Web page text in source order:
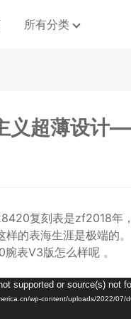
所有分类
义超薄设计
复刻表是zf2018年
样的表海生涯是极端
表V3版怎么样呢 。
supported or source(s) not
wp-content/uploads/2022/